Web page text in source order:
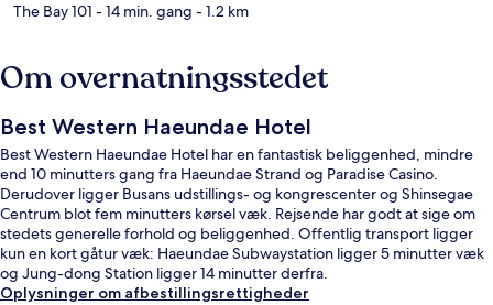
The Bay 101 - 14 min. gang - 1.2 km
Om overnatningsstedet
Best Western Haeundae Hotel
Best Western Haeundae Hotel har en fantastisk beliggenhed, mindre
end 10 minutters gang fra Haeundae Strand og Paradise Casino.
Derudover ligger Busans udstillings- og kongrescenter og Shinsegae
Centrum blot fem minutters kørsel væk. Rejsende har godt at sige om
stedets generelle forhold og beliggenhed. Offentlig transport ligger
kun en kort gåtur væk: Haeundae Subwaystation ligger 5 minutter væk
og Jung-dong Station ligger 14 minutter derfra.
Oplysninger om afbestillingsrettigheder